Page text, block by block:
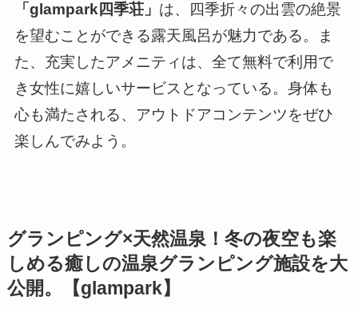
「glampark四季荘」 は、四季折々の出雲の絶景
を望むことができる露天風呂が魅力である。ま
た、充実したアメニティは、全て無料で利用で
き女性に嬉しいサービスとなっている。身体も
心も満たされる、アウトドアコンテンツをぜひ
楽しんでみよう。
グランピング×天然温泉！冬の夜空も楽
しめる癒しの温泉グランピング施設を大
公開。【glampark】